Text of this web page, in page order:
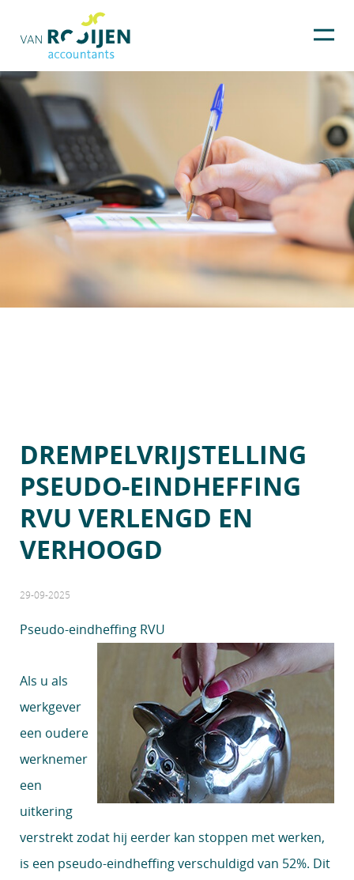
DREMPELVRIJSTELLING
PSEUDO-EINDHEFFING
RVU VERLENGD EN
VERHOOGD
29-09-2025
Pseudo-eindheffing RVU
Als u als
werkgever
een oudere
werknemer
een
uitkering
verstrekt zodat hij eerder kan stoppen met werken,
is een pseudo-eindheffing verschuldigd van 52%. Dit